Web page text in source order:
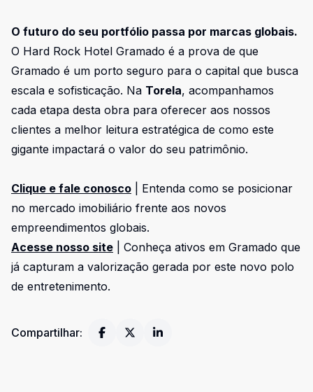
O futuro do seu portfólio passa por marcas globais.
O Hard Rock Hotel Gramado é a prova de que
Gramado é um porto seguro para o capital que busca
escala e sofisticação. Na Torela, acompanhamos
cada etapa desta obra para oferecer aos nossos
clientes a melhor leitura estratégica de como este
gigante impactará o valor do seu patrimônio.
Clique e fale conosco | Entenda como se posicionar
no mercado imobiliário frente aos novos
empreendimentos globais.
Acesse nosso site | Conheça ativos em Gramado que
já capturam a valorização gerada por este novo polo
de entretenimento.
Compartilhar: